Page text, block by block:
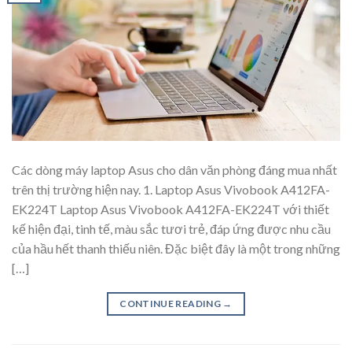
Các dòng máy laptop Asus cho dân văn phòng đáng mua nhất
trên thị trường hiện nay. 1. Laptop Asus Vivobook A412FA-
EK224T Laptop Asus Vivobook A412FA-EK224T với thiết
kế hiện đại, tinh tế, màu sắc tươi trẻ, đáp ứng được nhu cầu
của hầu hết thanh thiếu niên. Đặc biệt đây là một trong những
[…]
CONTINUE READING →